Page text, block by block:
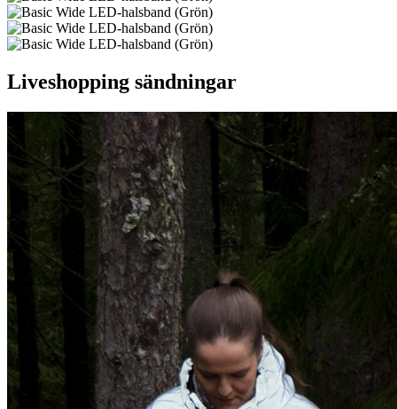
Liveshopping sändningar